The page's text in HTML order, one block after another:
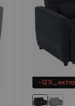
-12%_extra